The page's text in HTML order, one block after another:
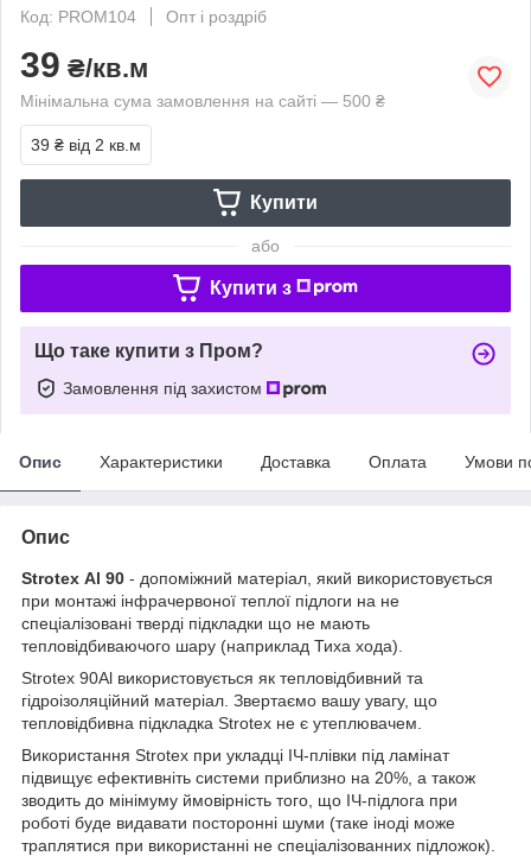
Код: PROM104
Опт і роздріб
39 ₴/кв.м
Мінімальна сума замовлення на сайті — 500 ₴
39 ₴ від 2 кв.м
Купити
або
Купити з
Що таке купити з Пром?
Замовлення під захистом
Опис Характеристики Доставка Оплата Умови
Опис
Strotex Аl 90 - допоміжний матеріал, який використовується
при монтажі інфрачервоної теплої підлоги на не
спеціалізовані тверді підкладки що не мають
тепловідбиваючого шару (наприклад Тиха хода).
Strotex 90Al використовується як тепловідбивний та
гідроізоляційний матеріал. Звертаємо вашу увагу, що
тепловідбивна підкладка Strotex не є утеплювачем.
Використання Strotex при укладці ІЧ-плівки під ламінат
підвищує ефективніть системи приблизно на 20%, а також
зводить до мінімуму ймовірність того, що ІЧ-підлога при
роботі буде видавати посторонні шуми (таке іноді може
траплятися при використанні не спеціалізованних підложок).